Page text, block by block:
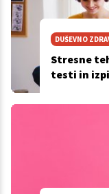
DUŠEVNO
Stresne
testi in